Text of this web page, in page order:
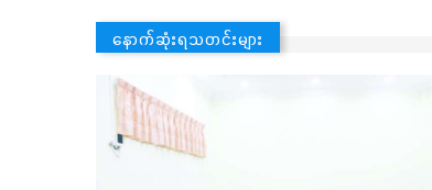
နောက်ဆုံးရသတင်းများ